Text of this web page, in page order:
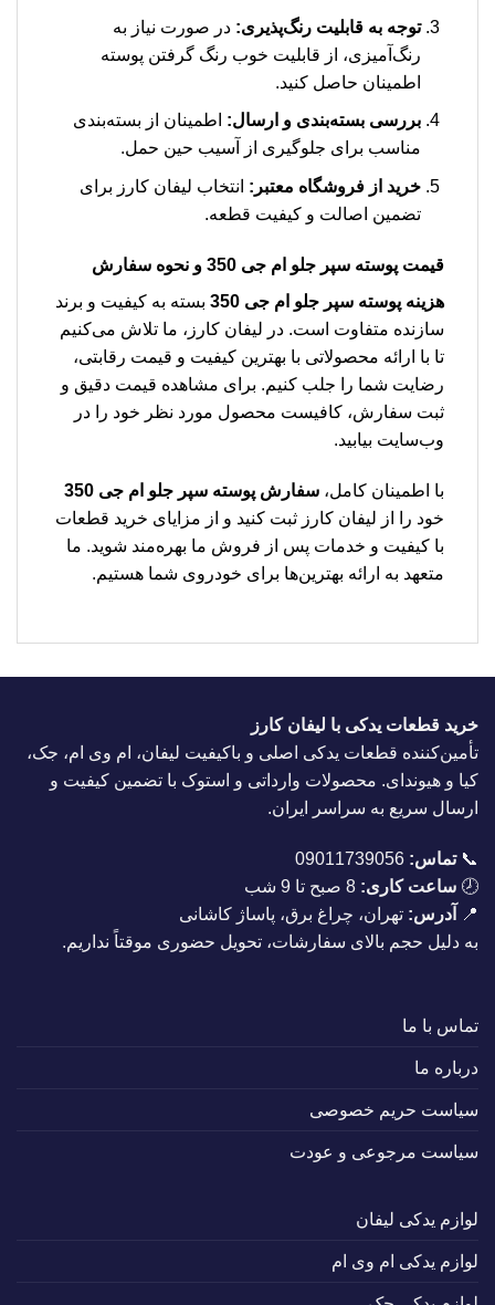
توجه به قابلیت رنگ‌پذیری: در صورت نیاز به
رنگ‌آمیزی، از قابلیت خوب رنگ گرفتن پوسته
اطمینان حاصل کنید.
بررسی بسته‌بندی و ارسال: اطمینان از بسته‌بندی
مناسب برای جلوگیری از آسیب حین حمل.
خرید از فروشگاه معتبر: انتخاب لیفان کارز برای
تضمین اصالت و کیفیت قطعه.
قیمت پوسته سپر جلو ام جی 350 و نحوه سفارش
هزینه پوسته سپر جلو ام جی 350
بسته به کیفیت و برند
سازنده متفاوت است. در لیفان کارز، ما تلاش می‌کنیم
تا با ارائه محصولاتی با بهترین کیفیت و قیمت رقابتی،
رضایت شما را جلب کنیم. برای مشاهده قیمت دقیق و
ثبت سفارش، کافیست محصول مورد نظر خود را در
وب‌سایت بیابید.
با اطمینان کامل، سفارش پوسته سپر جلو ام جی 350
خود را از لیفان کارز ثبت کنید و از مزایای خرید قطعات
با کیفیت و خدمات پس از فروش ما بهره‌مند شوید. ما
متعهد به ارائه بهترین‌ها برای خودروی شما هستیم.
خرید قطعات یدکی با لیفان کارز
تأمین‌کننده قطعات یدکی اصلی و باکیفیت لیفان، ام وی ام، جک،
کیا و هیوندای. محصولات وارداتی و استوک با تضمین کیفیت و
ارسال سریع به سراسر ایران.
📞تماس: 09011739056
🕗 ساعت کاری:
📍
آدرس: تهران، چراغ برق، پاساژ کاشانی
به دلیل حجم بالای سفارشات، تحویل حضوری موقتاً نداریم.
تماس با ما
درباره ما
سیاست حریم خصوصی
سیاست مرجوعی و عودت
لوازم یدکی لیفان
لوازم یدکی ام وی ام